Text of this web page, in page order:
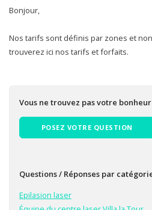
Bonjour,
Nos tarifs sont définis par zones et
trouverez ici nos tarifs et forfaits.
Vous ne trouvez pas votre bonheur
POSEZ VOTRE QUESTION
Questions / Réponses par
Epilasion laser